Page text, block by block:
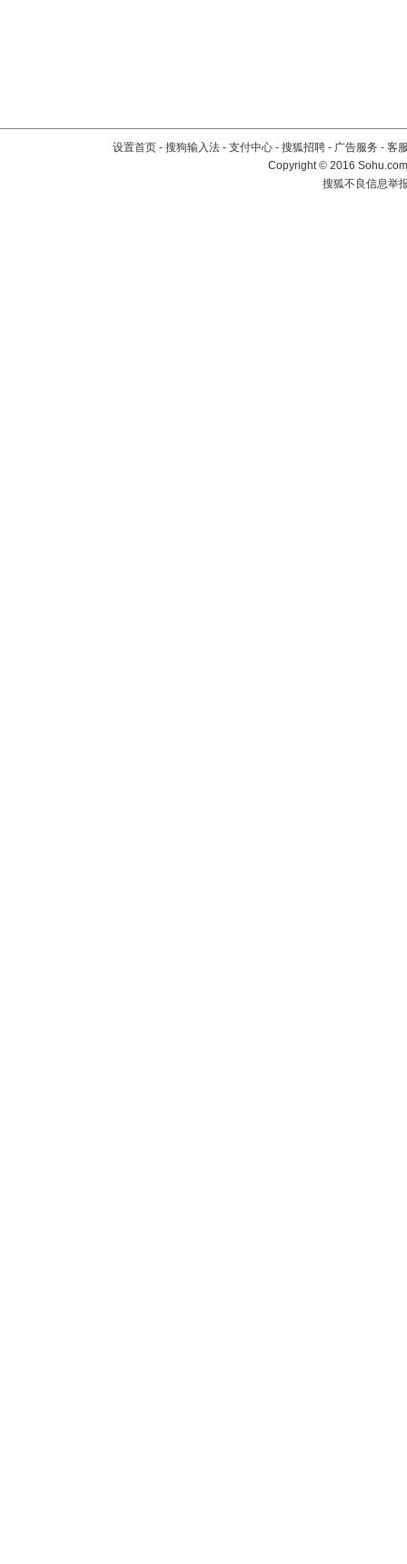
设置首页 - 搜狗输入法 - 支付中心 - 搜狐招聘 - 广告服务 - 客
Copyright©2016
搜狐不良信息举